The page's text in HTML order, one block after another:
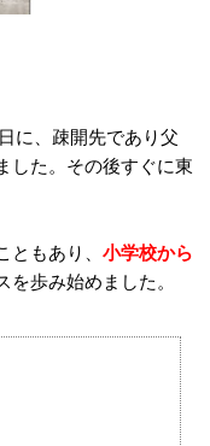
に、疎開先であり父
した。その後すぐに東
もあり、 小学校から
歩み始めました。